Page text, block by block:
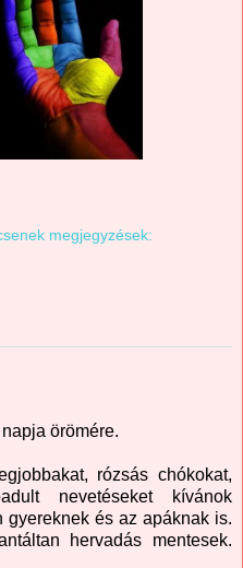
megjegyzések:
örömére.
rózsás chókokat,
nevetéseket kívánok
gyereknek és az apáknak is.
hervadás mentesek.